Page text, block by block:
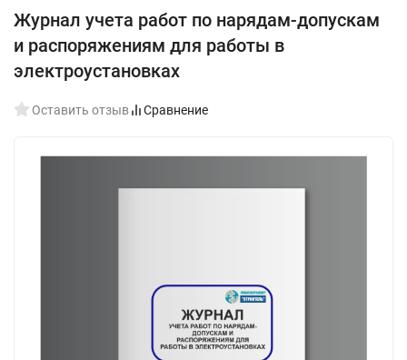
Журнал учета работ по нарядам-допускам
и распоряжениям для работы в
электроустановках
Оставить отзыв Сравнение